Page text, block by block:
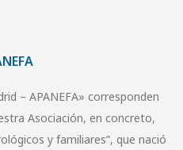
– APANEFA» corresponden
Asociación, en concreto,
y familiares”, que nació